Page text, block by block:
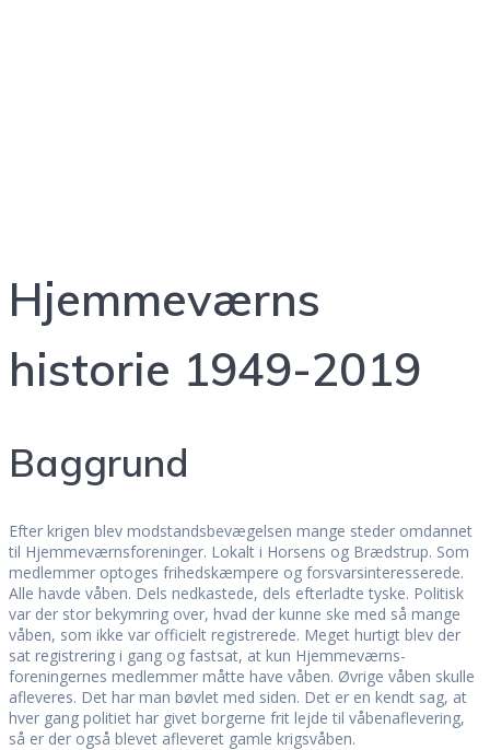
Hjemmeværns
historie 1949-2019
Baggrund
Efter krigen blev modstandsbevægelsen mange steder omdannet
til Hjemmeværnsforeninger. Lokalt i Horsens og Brædstrup. Som
medlemmer optoges frihedskæmpere og forsvarsinteresserede.
Alle havde våben. Dels nedkastede, dels efterladte tyske. Politisk
var der stor bekymring over, hvad der kunne ske med så mange
våben, som ikke var officielt registrerede. Meget hurtigt blev der
sat registrering i gang og fastsat, at kun Hjemmeværns-
foreningernes medlemmer måtte have våben. Øvrige våben skulle
afleveres. Det har man bøvlet med siden. Det er en kendt sag, at
hver gang politiet har givet borgerne frit lejde til våbenaflevering,
så er der også blevet afleveret gamle krigsvåben.